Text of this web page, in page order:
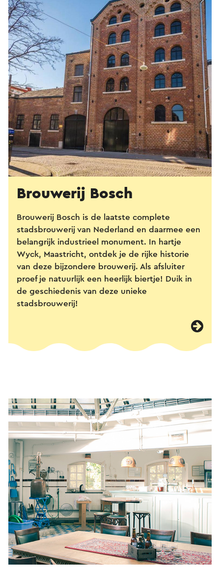
Brouwerij Bosch
Brouwerij Bosch is de laatste complete
stadsbrouwerij van Nederland en daarmee een
belangrijk industrieel monument. In hartje
Wyck, Maastricht, ontdek je de rijke historie
van deze bijzondere brouwerij. Als afsluiter
proef je natuurlijk een heerlijk biertje! Duik in
de geschiedenis van deze unieke
stadsbrouwerij!